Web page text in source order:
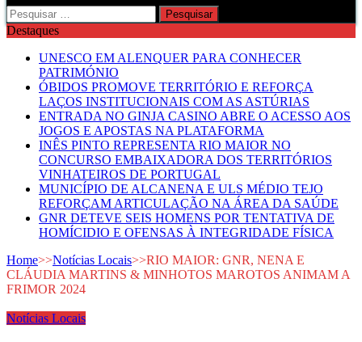
Pesquisar
por:
Destaques
UNESCO EM ALENQUER PARA CONHECER
PATRIMÓNIO
ÓBIDOS PROMOVE TERRITÓRIO E REFORÇA
LAÇOS INSTITUCIONAIS COM AS ASTÚRIAS
ENTRADA NO GINJA CASINO ABRE O ACESSO AOS
JOGOS E APOSTAS NA PLATAFORMA
INÊS PINTO REPRESENTA RIO MAIOR NO
CONCURSO EMBAIXADORA DOS TERRITÓRIOS
VINHATEIROS DE PORTUGAL
MUNICÍPIO DE ALCANENA E ULS MÉDIO TEJO
REFORÇAM ARTICULAÇÃO NA ÁREA DA SAÚDE
GNR DETEVE SEIS HOMENS POR TENTATIVA DE
HOMÍCIDIO E OFENSAS À INTEGRIDADE FÍSICA
Home>>Notícias Locais>>RIO MAIOR: GNR, NENA E
CLÁUDIA MARTINS & MINHOTOS MAROTOS ANIMAM A
FRIMOR 2024
Notícias Locais